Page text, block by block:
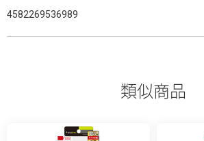
4582269536989
類似商品